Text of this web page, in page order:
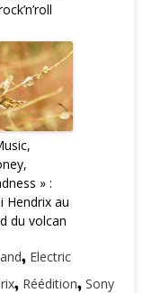
» :
Hendrix au
du volcan
, Electric
, Réédition, Sony